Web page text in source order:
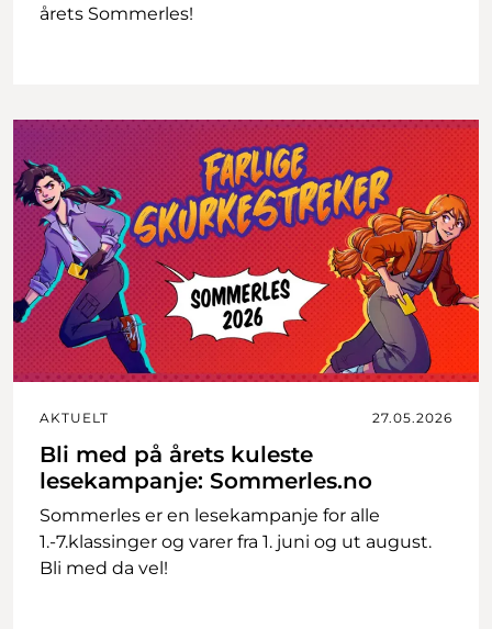
årets Sommerles!
AKTUELT 27.05.2026
Bli med på årets kuleste
lesekampanje: Sommerles.no
Sommerles er en lesekampanje for alle
1.-7.klassinger og varer fra 1. juni og ut august.
Bli med da vel!